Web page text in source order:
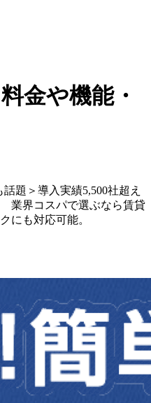
金や機能・
題＞導入実績5,500社超え
業界コスパで選ぶなら賃貸
にも対応可能。